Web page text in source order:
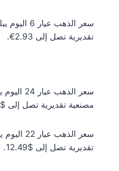
تقديرية تصل إلى 2.93€.
مصنعية تقديرية تصل إلى $13.62.
تقديرية تصل إلى $12.49.